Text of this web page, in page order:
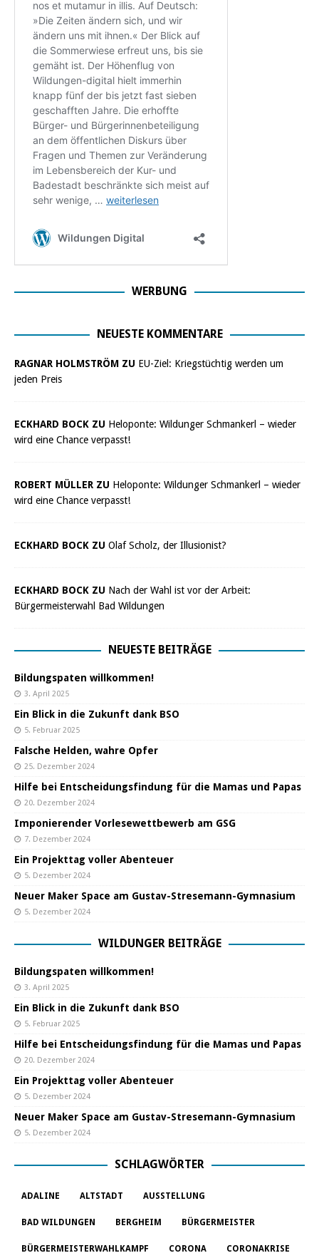
WERBUNG
NEUESTE KOMMENTARE
RAGNAR HOLMSTRÖM ZU EU-Ziel: Kriegstüchtig werden um
jeden Preis
ECKHARD BOCK ZU Heloponte: Wildunger Schmankerl – wieder
wird eine Chance verpasst!
ROBERT MÜLLER ZU Heloponte: Wildunger Schmankerl – wieder
wird eine Chance verpasst!
ECKHARD BOCK ZU Olaf Scholz, der Illusionist?
ECKHARD BOCK ZU Nach der Wahl ist vor der Arbeit:
Bürgermeisterwahl Bad Wildungen
NEUESTE BEITRÄGE
Bildungspaten willkommen!
3. April 2025
Ein Blick in die Zukunft dank BSO
5. Februar 2025
Falsche Helden, wahre Opfer
25. Dezember 2024
Hilfe bei Entscheidungsfindung für die Mamas und Papas
20. Dezember 2024
Imponierender Vorlesewettbewerb am GSG
7. Dezember 2024
Ein Projekttag voller Abenteuer
5. Dezember 2024
Neuer Maker Space am Gustav-Stresemann-Gymnasium
5. Dezember 2024
WILDUNGER BEITRÄGE
Bildungspaten willkommen!
3. April 2025
Ein Blick in die Zukunft dank BSO
5. Februar 2025
Hilfe bei Entscheidungsfindung für die Mamas und Papas
20. Dezember 2024
Ein Projekttag voller Abenteuer
5. Dezember 2024
Neuer Maker Space am Gustav-Stresemann-Gymnasium
5. Dezember 2024
SCHLAGWÖRTER
ADALINE ALTSTADT AUSSTELLUNG
BAD WILDUNGEN BERGHEIM BÜRGERMEISTER
BÜRGERMEISTERWAHLKAMPF CORONA CORONAKRISE